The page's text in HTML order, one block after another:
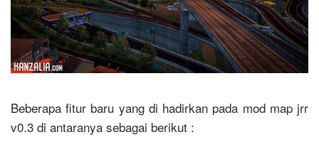
Beberapa fitur baru yang di hadirkan pada mod map jrr
v0.3 di antaranya sebagai berikut :